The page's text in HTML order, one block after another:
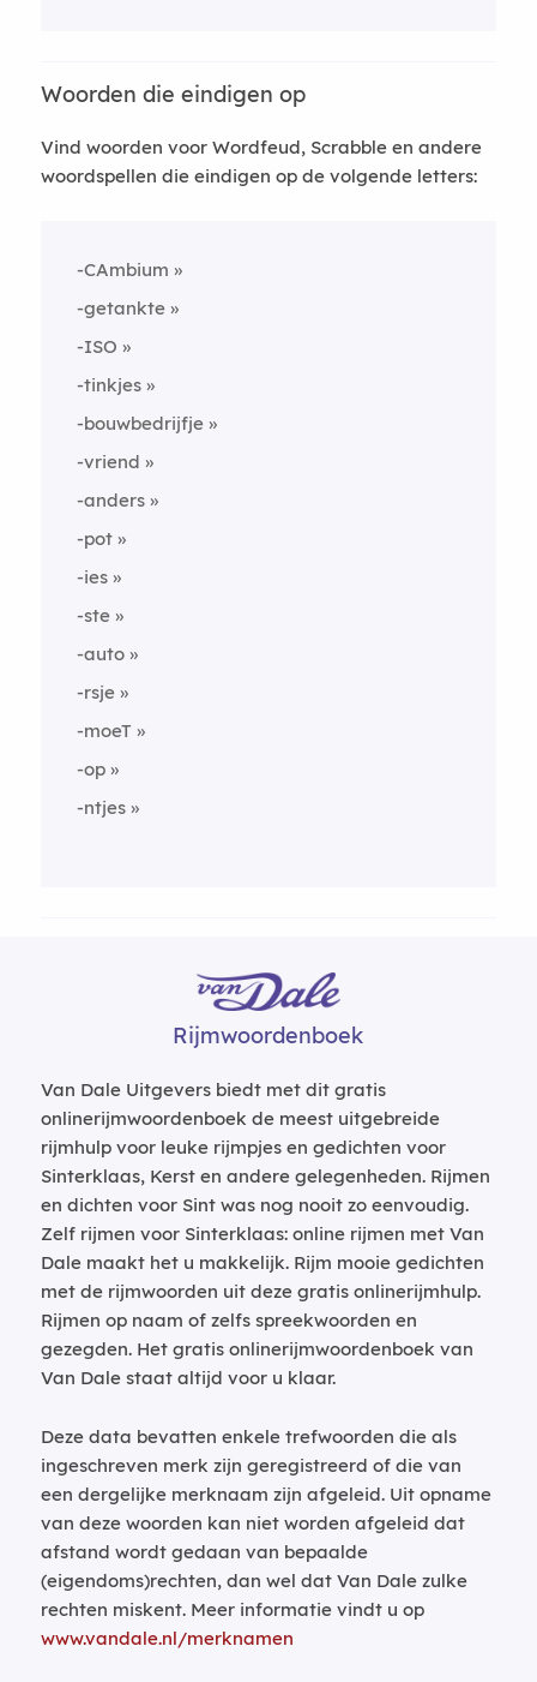
Woorden die eindigen op
Vind woorden voor Wordfeud, Scrabble en andere
woordspellen die eindigen op de volgende letters:
-CAmbium
-getankte
-ISO
-tinkjes
-bouwbedrijfje
-vriend
-anders
-pot
-ies
-ste
-auto
-rsje
-moeT
-op
-ntjes
Rijmwoordenboek
Van Dale Uitgevers biedt met dit gratis
onlinerijmwoordenboek de meest uitgebreide
rijmhulp voor leuke rijmpjes en gedichten voor
Sinterklaas, Kerst en andere gelegenheden. Rijmen
en dichten voor Sint was nog nooit zo eenvoudig.
Zelf rijmen voor Sinterklaas: online rijmen met Van
Dale maakt het u makkelijk. Rijm mooie gedichten
met de rijmwoorden uit deze gratis onlinerijmhulp.
Rijmen op naam of zelfs spreekwoorden en
gezegden. Het gratis onlinerijmwoordenboek van
Van Dale staat altijd voor u klaar.
Deze data bevatten enkele trefwoorden die als
ingeschreven merk zijn geregistreerd of die van
een dergelijke merknaam zijn afgeleid. Uit opname
van deze woorden kan niet worden afgeleid dat
afstand wordt gedaan van bepaalde
(eigendoms)rechten, dan wel dat Van Dale zulke
rechten miskent. Meer informatie vindt u op
www.vandale.nl/merknamen